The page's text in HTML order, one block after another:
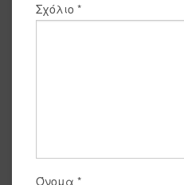
Σχόλιο *
Όνομα *